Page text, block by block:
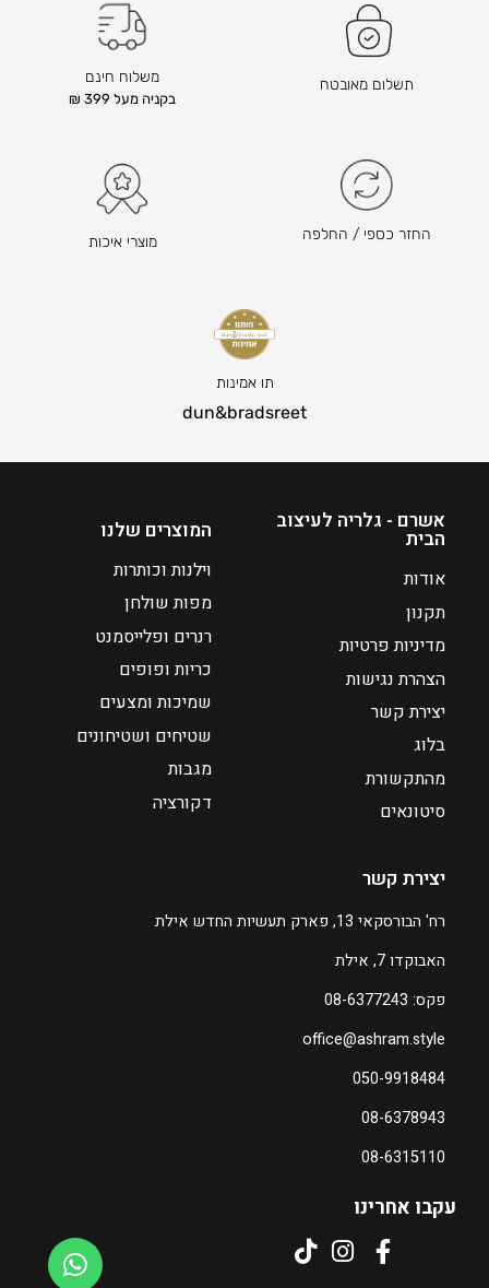
תשלום מאובטח משלוח חינם
בקניה מעל 399 ₪
החזר כספי / החלפה מוצרי איכות
תו אמינות
dun&bradsreet
עקבו אחרינו
יצירת קשר
רח' הבורסקאי 13, פארק תעשיות החדש אילת
האבוקדו 7, אילת
פקס: 08-6377243
office@ashram.style
050-9918484
08-6378943
08-6315110
המוצרים שלנו
וילנות וכותרות
מפות שולחן
רנרים ופלייסמנט
כריות ופופים
שמיכות ומצעים
שטיחים ושטיחונים
מגבות
דקורציה
אשרם - גלריה לעיצוב
הבית
אודות
תקנון
מדיניות פרטיות
הצהרת נגישות
יצירת קשר
בלוג
מהתקשורת
סיטונאים